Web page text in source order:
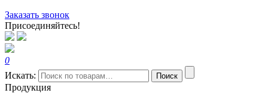
Заказать звонок
Присоединяйтесь!
0
Искать:
Поиск
Продукция